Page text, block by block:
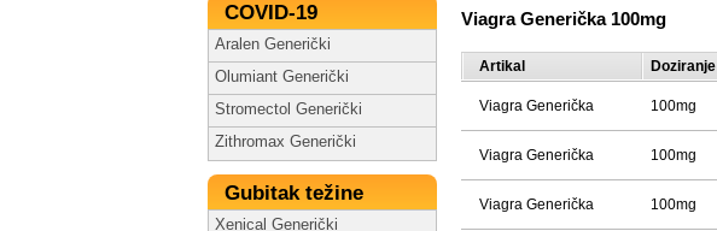
COVID-19
Aralen Generički
Olumiant Generički
Stromectol Generički
Zithromax Generički
Gubitak težine
Xenical Generički
Viagra Generička 100mg
Artikal Doziranje
Viagra Generička 100mg
Viagra Generička 100mg
Viagra Generička 100mg